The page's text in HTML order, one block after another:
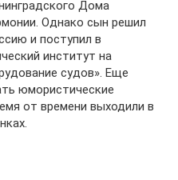
Дома
Однако сын решил
и поступил в
институт на
судов». Еще
юмористические
от времени выходили в